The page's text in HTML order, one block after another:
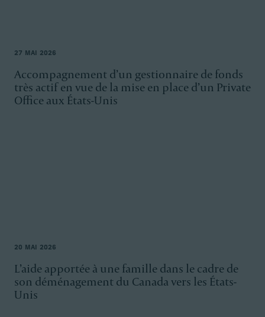
27 MAI 2026
Accompagnement d’un gestionnaire de fonds
très actif en vue de la mise en place d’un Private
Office aux États-Unis
20 MAI 2026
L’aide apportée à une famille dans le cadre de
son déménagement du Canada vers les États-
Unis